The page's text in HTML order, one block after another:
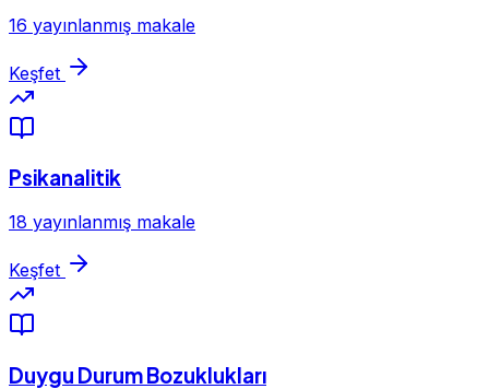
16 yayınlanmış makale
Keşfet
Psikanalitik
18 yayınlanmış makale
Keşfet
Duygu Durum Bozuklukları